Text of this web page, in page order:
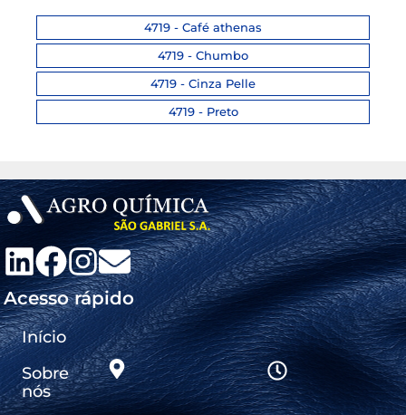
4719 - Café athenas
4719 - Chumbo
4719 - Cinza Pelle
4719 - Preto
Acesso rápido
Início
Sobre
nós